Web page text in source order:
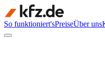
So funktioniert'sPreiseÜber uns